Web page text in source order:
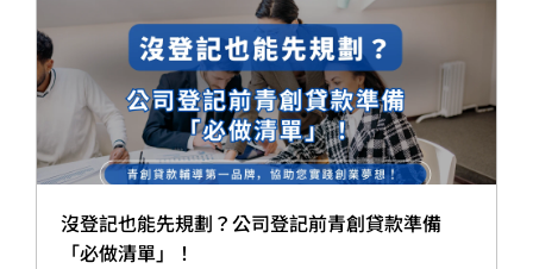
沒登記也能先規劃？公司登記前青創貸款準備
「必做清單」！